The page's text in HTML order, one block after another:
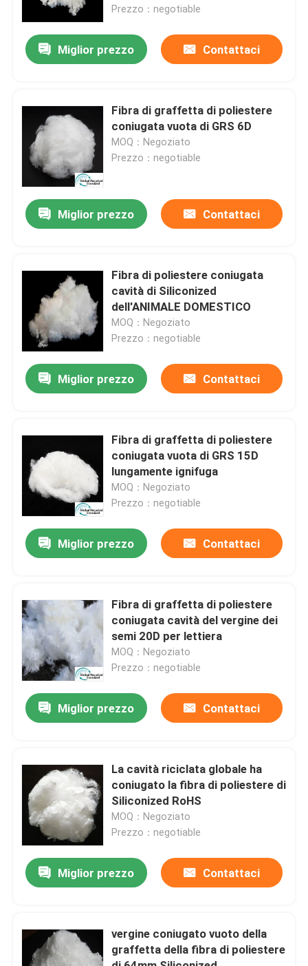
Prodotti
Chi siamo
Fatory Tour
Contattaci
Richiedere un preventivo
Fibra di graffetta viscosa
Fibra in fiocco di polipropilene
Prezzo：negotiable
Miglior prezzo Contattaci
Fibra di graffetta di poliestere
coniugata vuota di GRS 6D
MOQ：Negoziato
Prezzo：negotiable
Miglior prezzo Contattaci
Fibra di poliestere coniugata
cavità di Siliconized
dell'ANIMALE DOMESTICO
MOQ：Negoziato
Prezzo：negotiable
Miglior prezzo Contattaci
Fibra di graffetta di poliestere
coniugata vuota di GRS 15D
lungamente ignifuga
MOQ：Negoziato
Prezzo：negotiable
Miglior prezzo Contattaci
Fibra di graffetta di poliestere
coniugata cavità del vergine dei
semi 20D per lettiera
MOQ：Negoziato
Prezzo：negotiable
Miglior prezzo Contattaci
La cavità riciclata globale ha
coniugato la fibra di poliestere di
Siliconized RoHS
MOQ：Negoziato
Prezzo：negotiable
Miglior prezzo Contattaci
vergine coniugato vuoto della
graffetta della fibra di poliestere